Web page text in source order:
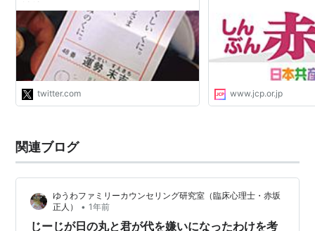
て貰いゾッとしてしましました。 神社
本庁に属する大野湊神社。 神社本庁と
いえば、安保関連法賛成の1000万署
名を集めていますよね。
https://t.co/OzK3Or9eBQ"
twitter.com www.jcp.or.jp
関連ブログ
ゆうわファミリーカウンセリング研究室（臨床心理士・赤坂
正人）
• 1年前
じーじが日の丸と君が代を嫌いになったわけを考